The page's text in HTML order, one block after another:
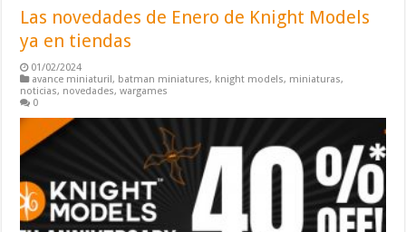
Las novedades de Enero de Knight Models
ya en tiendas
01/02/2024
avance miniaturil, batman miniatures, knight models, miniaturas,
noticias, novedades,wargames
0